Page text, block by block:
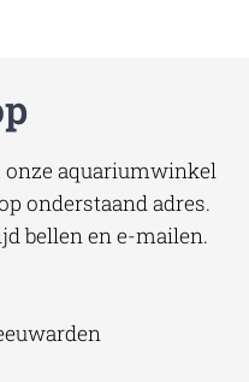
aquariumwinkel
onderstaand adres.
bellen en e-mailen.